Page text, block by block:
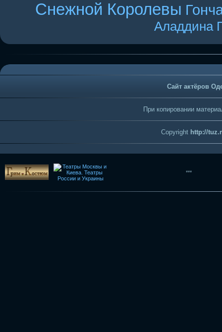
Снежной Королевы
Аладдина
Сайт актёров
При копировании
Copyright http://
***